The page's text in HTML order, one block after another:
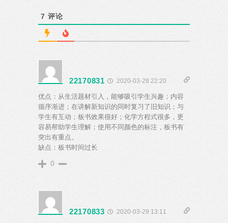
7 评论
22170831 2020-03-28 22:20
优点：从生活题材引入，能够吸引学生兴趣；内容
循序渐进；在讲解新知识的同时复习了旧知识；与
学生有互动；板书效果很好；化学方程式很多，更
容易帮助学生理解；使用不同颜色的标注，板书有
突出有重点。
缺点：板书时间过长
0
22170833 2020-03-29 13:11